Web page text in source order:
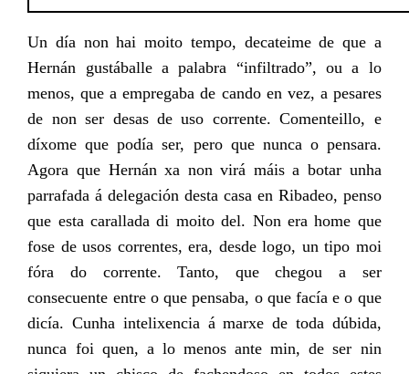
Un día non hai moito tempo, decateime de que a
Hernán gustáballe a palabra “infiltrado”, ou a lo
menos, que a empregaba de cando en vez, a pesares
de non ser desas de uso corrente. Comenteillo, e
díxome que podía ser, pero que nunca o pensara.
Agora que Hernán xa non virá máis a botar unha
parrafada á delegación desta casa en Ribadeo, penso
que esta carallada di moito del. Non era home que
fose de usos correntes, era, desde logo, un tipo moi
fóra do corrente. Tanto, que chegou a ser
consecuente entre o que pensaba, o que facía e o que
dicía. Cunha intelixencia á marxe de toda dúbida,
nunca foi quen, a lo menos ante min, de ser nin